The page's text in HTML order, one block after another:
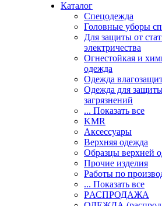
Каталог
Спецодежда
Головные уборы
Для защиты от
электричества
Огнестойкая и
одежда
Одежда
Одежда для
загрязнений
... Показать все
KMR
Аксессуары
Верхняя одежда
Образцы верхней
Прочие изделия
Работы по
... Показать все
PАСПРОДАЖА